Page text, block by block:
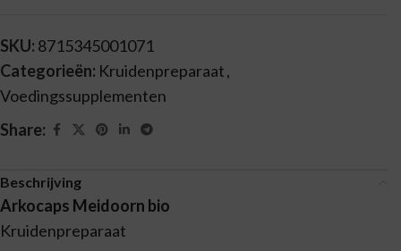
SKU: 8715345001071
Categorieën: Kruidenpreparaat,
Voedingssupplementen
Share:
Beschrijving
Arkocaps Meidoorn bio
Kruidenpreparaat